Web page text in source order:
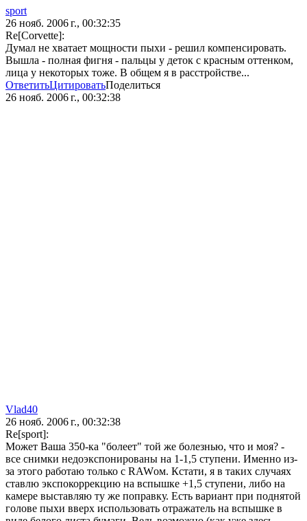
sport
26 нояб. 2006 г., 00:32:35
Re[Corvette]:
Думал не хватает мощности пыхи - решил компенсировать.
Вышла - полная фигня - пальцы у деток с красным оттенком,
лица у некоторых тоже. В общем я в расстройстве...
ОтветитьЦитироватьПоделиться
26 нояб. 2006 г., 00:32:38
Vlad40
26 нояб. 2006 г., 00:32:38
Re[sport]:
Может Ваша 350-ка "болеет" той же болезнью, что и моя? -
все снимки недоэкспонированы на 1-1,5 ступени. Именно из-
за этого работаю только с RAWом. Кстати, я в таких случаях
ставлю экспокоррекцию на вспышке +1,5 ступени, либо на
камере выставляю ту же поправку. Есть вариант при поднятой
голове пыхи вверх использовать отражатель на вспышке в